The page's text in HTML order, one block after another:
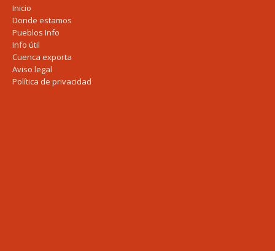
Inicio
Donde estamos
Pueblos Info
Info útil
Cuenca exporta
Aviso legal
Política de privacidad